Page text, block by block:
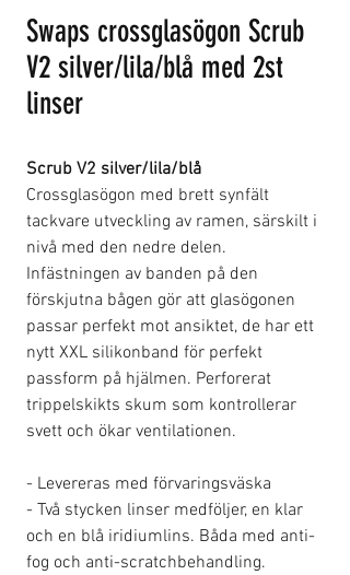
Swaps crossglasögon Scrub
V2 silver/lila/blå med 2st
linser
Scrub V2 silver/lila/blå
Crossglasögon med brett synfält
tackvare utveckling av ramen, särskilt i
nivå med den nedre delen.
Infästningen av banden på den
förskjutna bågen gör att glasögonen
passar perfekt mot ansiktet, de har ett
nytt XXL silikonband för perfekt
passform på hjälmen. Perforerat
trippelskikts skum som kontrollerar
svett och ökar ventilationen.
- Levereras med förvaringsväska
- Två stycken linser medföljer, en klar
och en blå iridiumlins. Båda med anti-
fog och anti-scratchbehandling.